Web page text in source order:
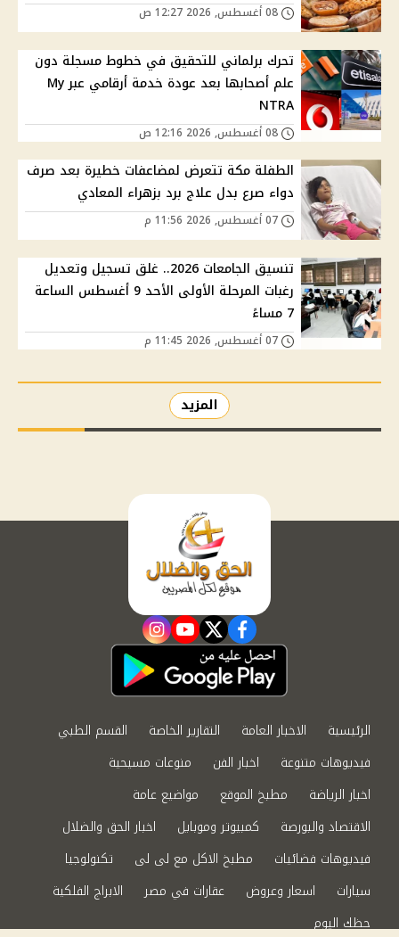
تحرك برلماني للتحقيق في خطوط مسجلة دون
علم أصحابها بعد عودة خدمة أرقامي عبر My
NTRA
الطفلة مكة تتعرض لمضاعفات خطيرة بعد صرف
دواء صرع بدل علاج برد بزهراء المعادي
تنسيق الجامعات 2026.. غلق تسجيل وتعديل
رغبات المرحلة الأولى الأحد 9 أغسطس الساعة
7 مساءً
المزيد
facebook
twitter
youtube
instagram
الرئيسية الاخبار العامة التقارير الخاصة
القسم الطبي
فيديوهات متنوعة
اخبار الفن
منوعات مسيحية
اخبار الرياضة
مطبخ الموقع
مواضيع عامة
الاقتصاد والبورصة
كمبيوتر وموبايل
اخبار الحق والضلال
فيديوهات فضائيات
مطبخ الاكل مع لى لى
تكنولوجيا
سيارات
اسعار وعروض عقارات في مصر
الابراج الفلكية
حظك اليوم